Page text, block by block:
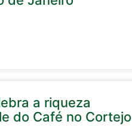
a riqueza
do Café no Cortejo